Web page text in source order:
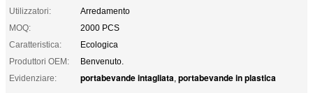
Utilizzatori:
Arredamento
MOQ:
2000 PCS
Caratteristica:
Ecologica
Produttori OEM:
Benvenuto.
Evidenziare:
portabevande intagliata, portabevande in plastica